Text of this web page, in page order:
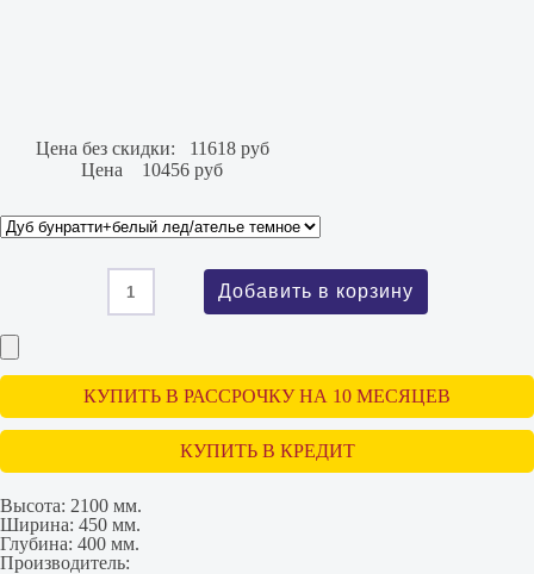
Цена без скидки:
11618 руб
Цена
10456 руб
КУПИТЬ В РАССРОЧКУ НА 10 МЕСЯЦЕВ
КУПИТЬ В КРЕДИТ
Высота: 2100 мм.
Ширина: 450 мм.
Глубина: 400 мм.
Производитель: